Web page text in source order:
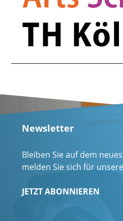
Newsletter
Bleiben Sie auf dem
melden Sie sich für
JETZT ABONNIEREN